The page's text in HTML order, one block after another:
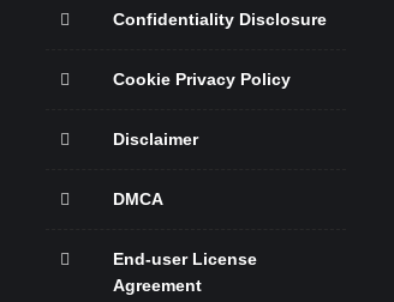
Confidentiality Disclosure
Cookie Privacy Policy
Disclaimer
DMCA
End-user License
Agreement